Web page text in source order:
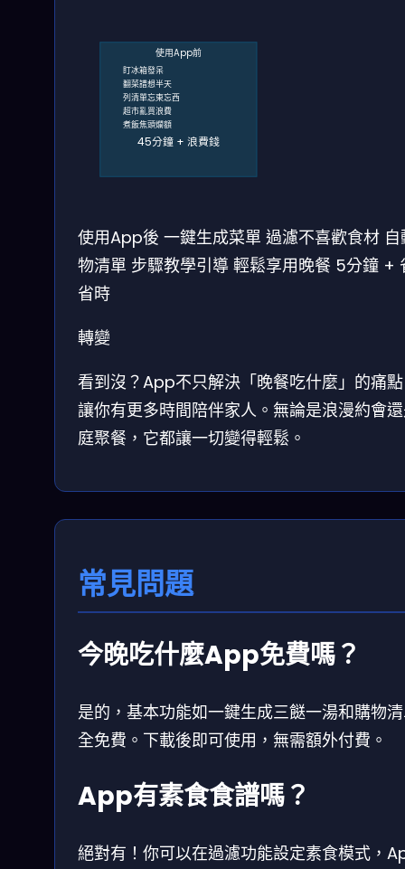
使用App前
盯冰箱發呆
翻菜譜想半天
列清單忘東忘西
超市亂買浪費
煮飯焦頭爛額
45分鐘 + 浪費錢
使用App後 一鍵生成菜單 過濾不喜歡食材
物清單 步驟教學引導 輕鬆享用晚餐 5分鐘 +
省時
轉變
看到沒？App不只解決「晚餐吃什麼」的痛
讓你有更多時間陪伴家人。無論是浪漫約會
庭聚餐，它都讓一切變得輕鬆。
常見問題
今晚吃什麼App免費嗎？
是的，基本功能如一鍵生成三餸一湯和購物
全免費。下載後即可使用，無需額外付費。
App有素食食譜嗎？
絕對有！你可以在過濾功能設定素食模式，